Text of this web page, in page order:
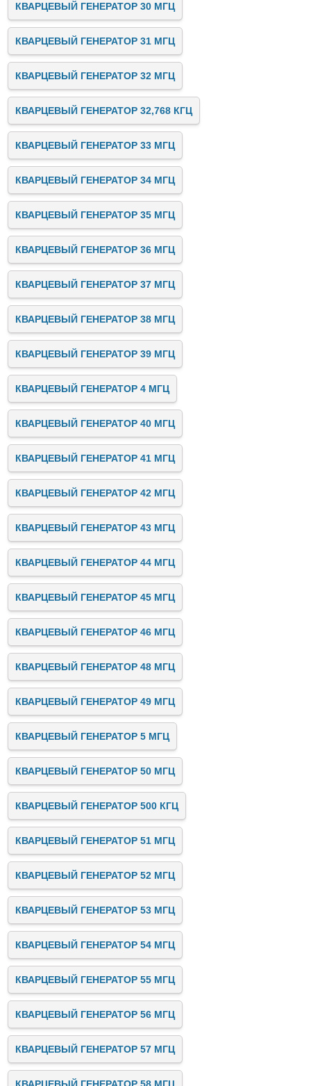
КВАРЦЕВЫЙ ГЕНЕРАТОР 30 МГЦ
КВАРЦЕВЫЙ ГЕНЕРАТОР 31 МГЦ
КВАРЦЕВЫЙ ГЕНЕРАТОР 32 МГЦ
КВАРЦЕВЫЙ ГЕНЕРАТОР 32,768 КГЦ
КВАРЦЕВЫЙ ГЕНЕРАТОР 33 МГЦ
КВАРЦЕВЫЙ ГЕНЕРАТОР 34 МГЦ
КВАРЦЕВЫЙ ГЕНЕРАТОР 35 МГЦ
КВАРЦЕВЫЙ ГЕНЕРАТОР 36 МГЦ
КВАРЦЕВЫЙ ГЕНЕРАТОР 37 МГЦ
КВАРЦЕВЫЙ ГЕНЕРАТОР 38 МГЦ
КВАРЦЕВЫЙ ГЕНЕРАТОР 39 МГЦ
КВАРЦЕВЫЙ ГЕНЕРАТОР 4 МГЦ
КВАРЦЕВЫЙ ГЕНЕРАТОР 40 МГЦ
КВАРЦЕВЫЙ ГЕНЕРАТОР 41 МГЦ
КВАРЦЕВЫЙ ГЕНЕРАТОР 42 МГЦ
КВАРЦЕВЫЙ ГЕНЕРАТОР 43 МГЦ
КВАРЦЕВЫЙ ГЕНЕРАТОР 44 МГЦ
КВАРЦЕВЫЙ ГЕНЕРАТОР 45 МГЦ
КВАРЦЕВЫЙ ГЕНЕРАТОР 46 МГЦ
КВАРЦЕВЫЙ ГЕНЕРАТОР 48 МГЦ
КВАРЦЕВЫЙ ГЕНЕРАТОР 49 МГЦ
КВАРЦЕВЫЙ ГЕНЕРАТОР 5 МГЦ
КВАРЦЕВЫЙ ГЕНЕРАТОР 50 МГЦ
КВАРЦЕВЫЙ ГЕНЕРАТОР 500 КГЦ
КВАРЦЕВЫЙ ГЕНЕРАТОР 51 МГЦ
КВАРЦЕВЫЙ ГЕНЕРАТОР 52 МГЦ
КВАРЦЕВЫЙ ГЕНЕРАТОР 53 МГЦ
КВАРЦЕВЫЙ ГЕНЕРАТОР 54 МГЦ
КВАРЦЕВЫЙ ГЕНЕРАТОР 55 МГЦ
КВАРЦЕВЫЙ ГЕНЕРАТОР 56 МГЦ
КВАРЦЕВЫЙ ГЕНЕРАТОР 57 МГЦ